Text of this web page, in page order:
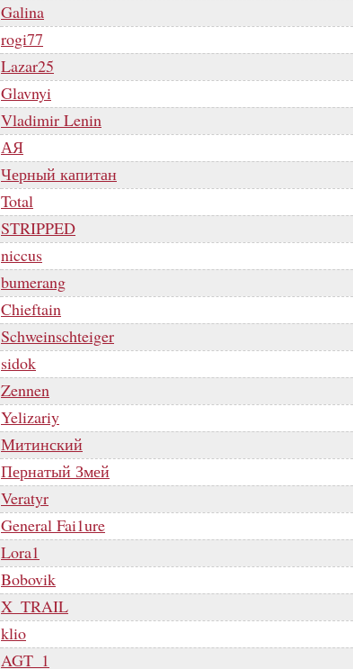
Galina
rogi77
Lazar25
Glavnyi
Vladimir Lenin
АЯ
Черный капитан
Total
STRIPPED
niccus
bumerang
Chieftain
Schweinschteiger
sidok
Zennen
Yelizariy
Митинский
Пернатый Змей
Veratyr
General Fai1ure
Lora1
Bobovik
X_TRAIL
klio
AGT_1